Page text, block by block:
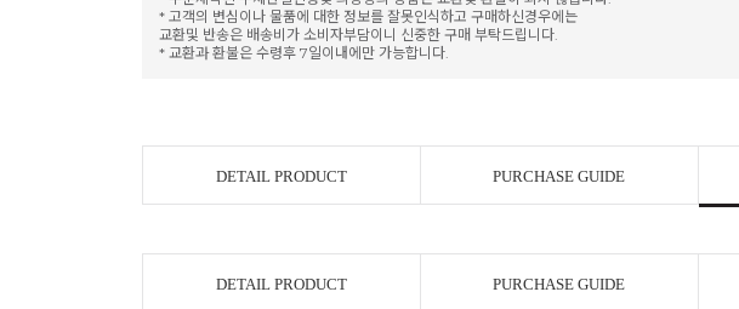
* 고객의 변심이나 물품에 대한 정보를 잘못인식하고 구매하신경우에는
교환및 반송은 배송비가 소비자부담이니 신중한 구매 부탁드립니다.
* 교환과 환불은 수령후 7일이내에만 가능합니다.
DETAIL PRODUCT PURCHASE GUIDE
DETAIL PRODUCT PURCHASE GUIDE